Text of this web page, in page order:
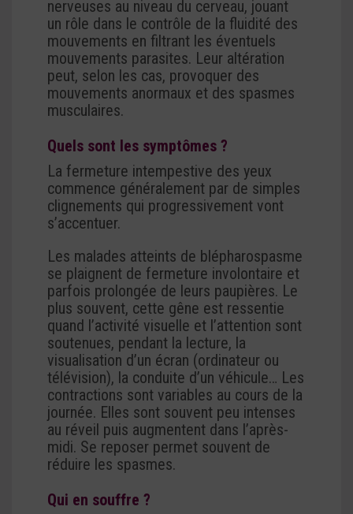
nerveuses au niveau du cerveau, jouant
un rôle dans le contrôle de la fluidité des
mouvements en filtrant les éventuels
mouvements parasites. Leur altération
peut, selon les cas, provoquer des
mouvements anormaux et des spasmes
musculaires.
Quels sont les symptômes ?
La fermeture intempestive des yeux
commence généralement par de simples
clignements qui progressivement vont
s’accentuer.
Les malades atteints de blépharospasme
se plaignent de fermeture involontaire et
parfois prolongée de leurs paupières. Le
plus souvent, cette gêne est ressentie
quand l’activité visuelle et l’attention sont
soutenues, pendant la lecture, la
visualisation d’un écran (ordinateur ou
télévision), la conduite d’un véhicule… Les
contractions sont variables au cours de la
journée. Elles sont souvent peu intenses
au réveil puis augmentent dans l’après-
midi. Se reposer permet souvent de
réduire les spasmes.
Qui en souffre ?